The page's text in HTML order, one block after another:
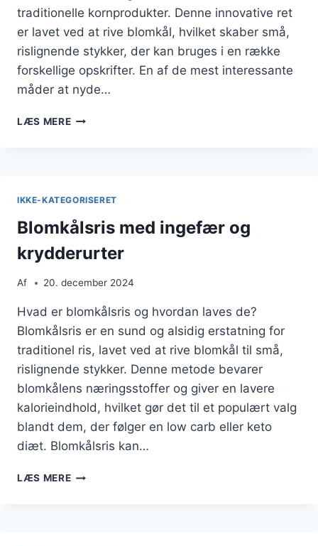
traditionelle kornprodukter. Denne innovative ret
er lavet ved at rive blomkål, hvilket skaber små,
rislignende stykker, der kan bruges i en række
forskellige opskrifter. En af de mest interessante
måder at nyde…
LÆS MEREBLOMKÅLSRIS
IKKE-KATEGORISERET
Blomkålsris med ingefær og
krydderurter
Af 20. december 2024
Hvad er blomkålsris og hvordan laves de?
Blomkålsris er en sund og alsidig erstatning for
traditionel ris, lavet ved at rive blomkål til små,
rislignende stykker. Denne metode bevarer
blomkålens næringsstoffer og giver en lavere
kalorieindhold, hvilket gør det til et populært valg
blandt dem, der følger en low carb eller keto
diæt. Blomkålsris kan…
LÆS MEREBLOMKÅLSRIS